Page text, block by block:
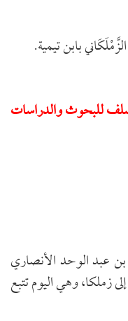
بابن تيمية.
للبحوث والدراسات
بن عبد الوحد الأنصاري
زملكا، وهي اليوم تتبع